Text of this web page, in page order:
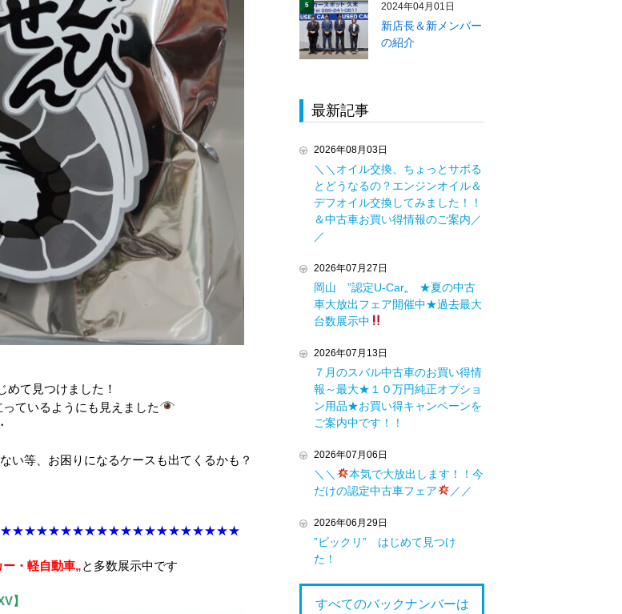
めて見つけました！
ているようにも見えました
い等、お困りになるケースも出てくるかも？
★★★★★★★★★★★★★★★★★★★★
軽自動車„と多数展示中です
】
5 2024年04月01日
新店長＆新メンバー
の紹介
最新記事
2026年08月03日
＼＼オイル交換、ちょっとサボる
とどうなるの？エンジンオイル＆
デフオイル交換してみました！！
＆中古車お買い得情報のご案内／
／
2026年07月27日
岡山 ”認定U-Car„ ★夏の中古
車大放出フェア開催中★過去最大
台数展示中
2026年07月13日
７月のスバル中古車のお買い得情
報～最大★１０万円純正オプショ
ン用品★お買い得キャンペーンを
ご案内中です！！
2026年07月06日
＼＼
本気で大放出します！！今
だけの認定中古車フェア
／／
2026年06月29日
”ビックリ” はじめて見つけ
た！
すべてのバックナンバーは